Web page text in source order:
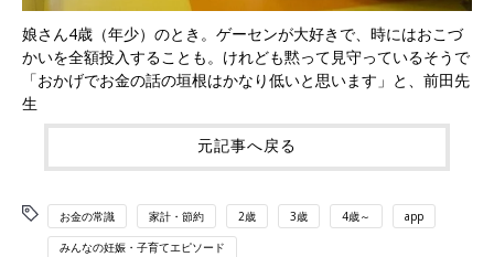
娘さん4歳（年少）のとき。ゲーセンが大好きで、時にはおこづ
かいを全額投入することも。けれども黙って見守っているそうで
「おかげでお金の話の垣根はかなり低いと思います」と、前田先
生
元記事へ戻る
お金の常識 家計・節約 2歳 3歳 4歳～ app
みんなの妊娠・子育てエピソード